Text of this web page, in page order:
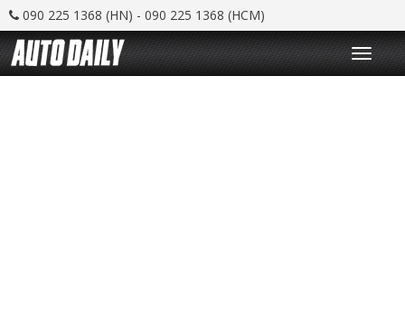
090 225 1368 (HN) - 090 225 1368 (HCM)
T
o
g